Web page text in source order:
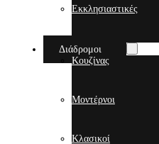
Εκκλησιαστικές
Διάδρομοι
Κουζίνας
Μοντέρνοι
Κλασικοί